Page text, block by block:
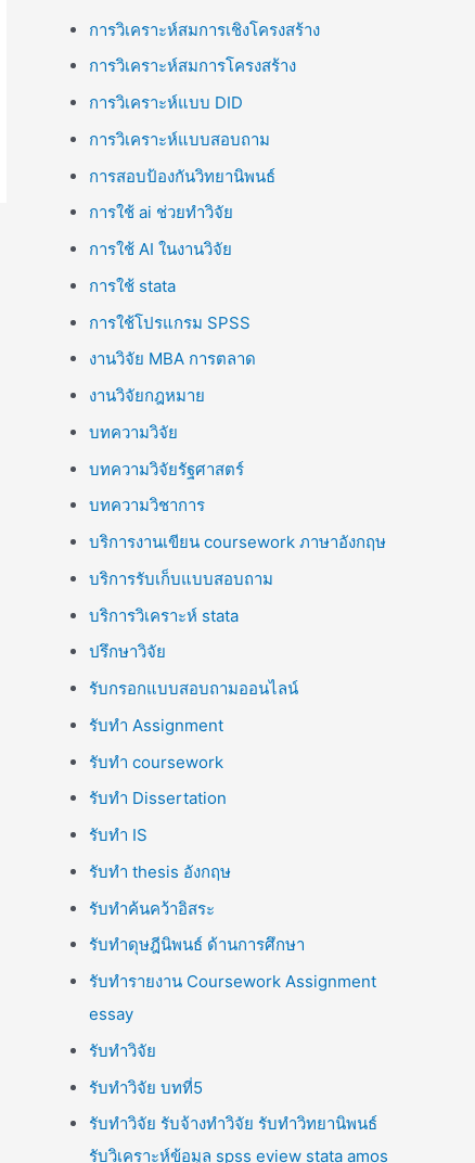
การวิเคราะห์สมการเชิงโครงสร้าง
การวิเคราะห์สมการโครงสร้าง
การวิเคราะห์แบบ DID
การวิเคราะห์แบบสอบถาม
การสอบป้องกันวิทยานิพนธ์
การใช้ ai ช่วยทำวิจัย
การใช้ AI ในงานวิจัย
การใช้ stata
การใช้โปรแกรม SPSS
งานวิจัย MBA การตลาด
งานวิจัยกฎหมาย
บทความวิจัย
บทความวิจัยรัฐศาสตร์
บทความวิชาการ
บริการงานเขียน coursework ภาษาอังกฤษ
บริการรับเก็บแบบสอบถาม
บริการวิเคราะห์ stata
ปรึกษาวิจัย
รับกรอกแบบสอบถามออนไลน์
รับทำ Assignment
รับทำ coursework
รับทำ Dissertation
รับทำ IS
รับทำ thesis อังกฤษ
รับทำค้นคว้าอิสระ
รับทำดุษฎีนิพนธ์ ด้านการศึกษา
รับทำรายงาน Coursework Assignment
essay
รับทำวิจัย
รับทำวิจัย บทที่5
รับทำวิจัย รับจ้างทำวิจัย รับทำวิทยานิพนธ์
รับวิเคราะห์ข้อมูล spss eview stata amos